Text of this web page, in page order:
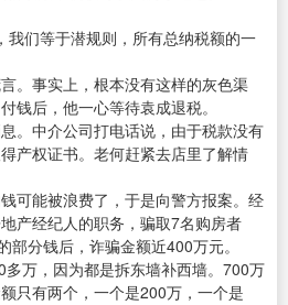
我们等于潜规则，所有总纳税额的一
。事实上，根本没有这样的灰色渠
钱后，他一心等待袁成退税。
。中介公司打电话说，由于税款没有
产权证书。老何赶紧去店里了解情
可能被浪费了，于是向警方报案。经
产经纪人的职务，骗取7名购房者
分钱后，诈骗金额近400万元。
多万，因为都是拆东墙补西墙。700万
只有两个，一个是200万，一个是